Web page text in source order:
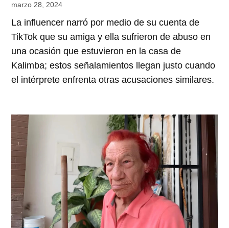
marzo 28, 2024
La influencer narró por medio de su cuenta de
TikTok que su amiga y ella sufrieron de abuso en
una ocasión que estuvieron en la casa de
Kalimba; estos señalamientos llegan justo cuando
el intérprete enfrenta otras acusaciones similares.